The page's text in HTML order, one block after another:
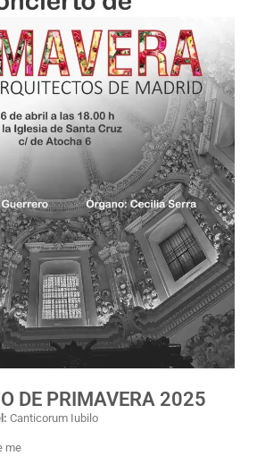
DE PRIMAVERA 2025
Canticorum Iubilo
me